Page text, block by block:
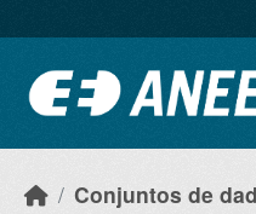
Conjuntos de